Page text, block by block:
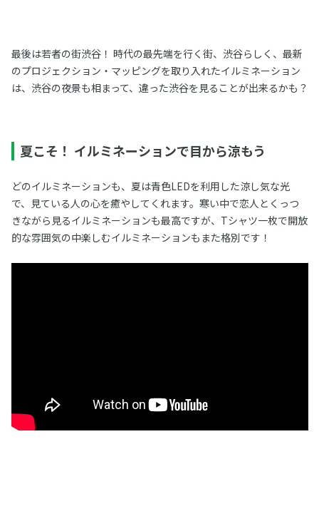
最後は若者の街渋谷！ 時代の最先端を行く街、渋谷らしく、最新
のプロジェクション・マッピングを取り入れたイルミネーション
は、渋谷の夜景も相まって、違った渋谷を見ることが出来るかも？
夏こそ！ イルミネーションで目から涼もう
どのイルミネーションも、夏は青色LEDを利用した涼し気な光
で、見ている人の心を癒やしてくれます。寒い中で恋人とくっつ
きながら見るイルミネーションも最高ですが、Tシャツ一枚で開放
的な雰囲気の中楽しむイルミネーションもまた格別です！